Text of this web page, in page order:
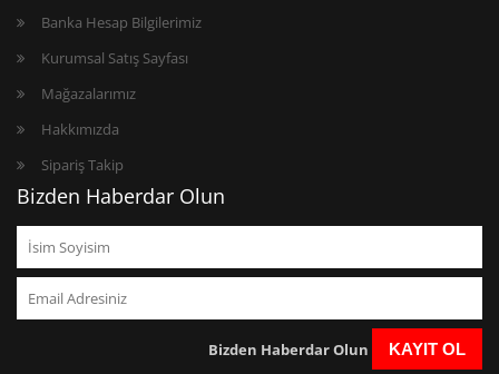
Banka Hesap Bilgilerimiz
Kurumsal Satış Sayfası
Mağazalarımız
Hakkımızda
Sipariş Takip
Bizden Haberdar Olun
Bizden Haberdar Olun KAYIT OL